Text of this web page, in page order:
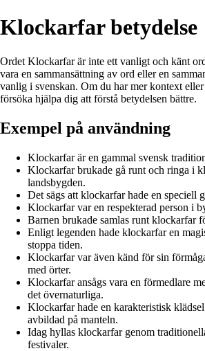
Klockarfar betydelse
Ordet Klockarfar är inte ett vanligt och känt
vara en sammansättning av ord eller en
vanlig i svenskan. Om du har mer kontext
försöka hjälpa dig att förstå betydelsen bättre.
Exempel på användning
Klockarfar är en gammal svensk
Klockarfar brukade gå runt och ringa i
landsbygden.
Det sägs att klockarfar hade en speciell
Klockarfar var en respekterad person i
Barnen brukade samlas runt klockarfar
Enligt legenden hade klockarfar en
stoppa tiden.
Klockarfar var även känd för sin
med örter.
Klockarfar ansågs vara en förmedlare
det övernaturliga.
Klockarfar hade en karakteristisk
avbildad på manteln.
Idag hyllas klockarfar genom
festivaler.